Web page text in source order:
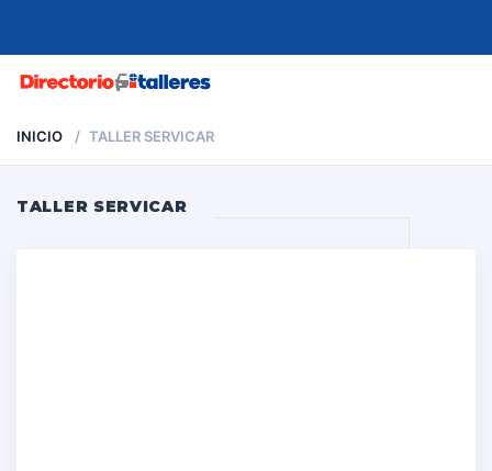
INICIO TALLER SERVICAR
TALLER SERVICAR